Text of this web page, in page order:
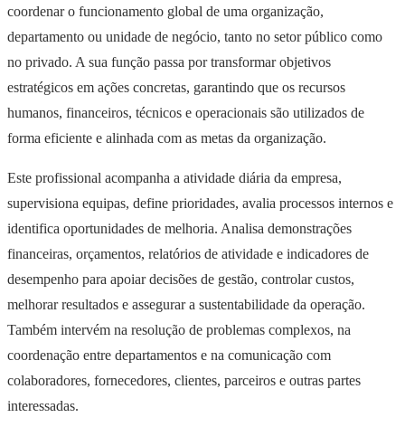
coordenar o funcionamento global de uma organização,
departamento ou unidade de negócio, tanto no setor público como
no privado. A sua função passa por transformar objetivos
estratégicos em ações concretas, garantindo que os recursos
humanos, financeiros, técnicos e operacionais são utilizados de
forma eficiente e alinhada com as metas da organização.
Este profissional acompanha a atividade diária da empresa,
supervisiona equipas, define prioridades, avalia processos internos e
identifica oportunidades de melhoria. Analisa demonstrações
financeiras, orçamentos, relatórios de atividade e indicadores de
desempenho para apoiar decisões de gestão, controlar custos,
melhorar resultados e assegurar a sustentabilidade da operação.
Também intervém na resolução de problemas complexos, na
coordenação entre departamentos e na comunicação com
colaboradores, fornecedores, clientes, parceiros e outras partes
interessadas.